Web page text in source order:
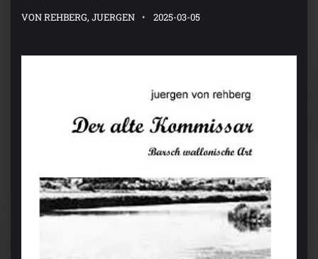
VON REHBERG, JUERGEN 2025-03-05